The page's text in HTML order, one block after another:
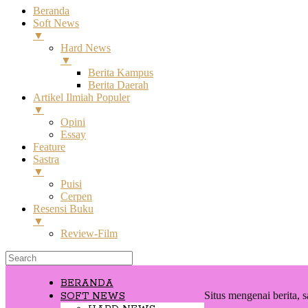
Beranda
Soft News
▼
Hard News
▼
Berita Kampus
Berita Daerah
Artikel Ilmiah Populer
▼
Opini
Essay
Feature
Sastra
▼
Puisi
Cerpen
Resensi Buku
▼
Review-Film
BERANDA
SOFT NEWS
Situs mengenai berita,